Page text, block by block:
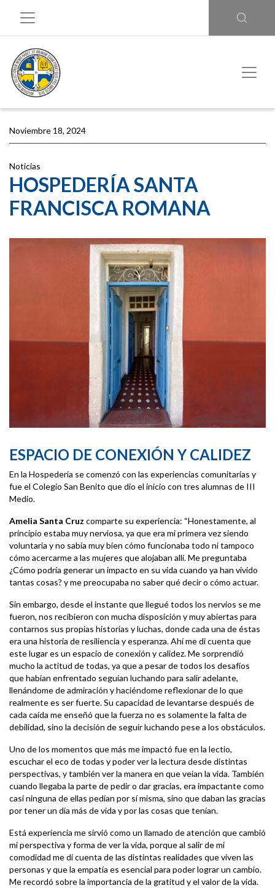
Noviembre 18, 2024
Noticias
HOSPEDERÍA SANTA
FRANCISCA ROMANA
ESPACIO DE CONEXIÓN Y CALIDEZ
En la Hospedería se comenzó con las experiencias comunitarias y
fue el Colegio San Benito que dio el inicio con tres alumnas de III
Medio.
Amelia Santa Cruz comparte su experiencia: “Honestamente, al
principio estaba muy nerviosa, ya que era mi primera vez siendo
voluntaria y no sabía muy bien cómo funcionaba todo ni tampoco
cómo acercarme a las mujeres que alojaban allí. Me preguntaba
¿Cómo podría generar un impacto en su vida cuando ya han vivido
tantas cosas? y me preocupaba no saber qué decir o cómo actuar.
Sin embargo, desde el instante que llegué todos los nervios se me
fueron, nos recibieron con mucha disposición y muy abiertas para
contarnos sus propias historias y luchas, donde cada una de éstas
era una historia de resiliencia y esperanza. Ahí me di cuenta que
este lugar es un espacio de conexión y calidez. Me sorprendió
mucho la actitud de todas, ya que a pesar de todos los desafíos
que habían enfrentado seguían luchando para salir adelante,
llenándome de admiración y haciéndome reflexionar de lo que
realmente es ser fuerte. Su capacidad de levantarse después de
cada caída me enseñó que la fuerza no es solamente la falta de
debilidad, sino la decisión de seguir luchando pese a los obstáculos.
Uno de los momentos que más me impactó fue en la lectio,
escuchar el eco de todas y poder ver la lectura desde distintas
perspectivas, y también ver la manera en que veían la vida. También
cuando llegaba la parte de pedir o dar gracias, era impactante como
casi ninguna de ellas pedían por sí misma, sino que daban las gracias
por tener un día más de vida y por las cosas que tenían.
Está experiencia me sirvió como un llamado de atención que cambió
mi perspectiva y forma de ver la vida, porque al salir de mi
comodidad me di cuenta de las distintas realidades que viven las
personas y que la empatía es esencial para poder lograr un cambio.
Me recordó sobre la importancia de la gratitud y el valor de la vida.